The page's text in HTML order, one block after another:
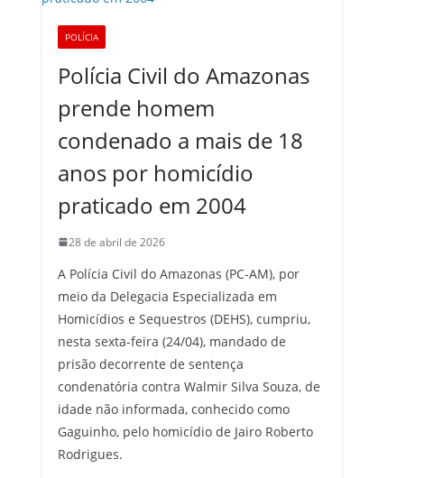
POLÍCIA
Polícia Civil do Amazonas
prende homem
condenado a mais de 18
anos por homicídio
praticado em 2004
28 de abril de 2026
A Polícia Civil do Amazonas (PC-AM), por
meio da Delegacia Especializada em
Homicídios e Sequestros (DEHS), cumpriu,
nesta sexta-feira (24/04), mandado de
prisão decorrente de sentença
condenatória contra Walmir Silva Souza, de
idade não informada, conhecido como
Gaguinho, pelo homicídio de Jairo Roberto
Rodrigues.